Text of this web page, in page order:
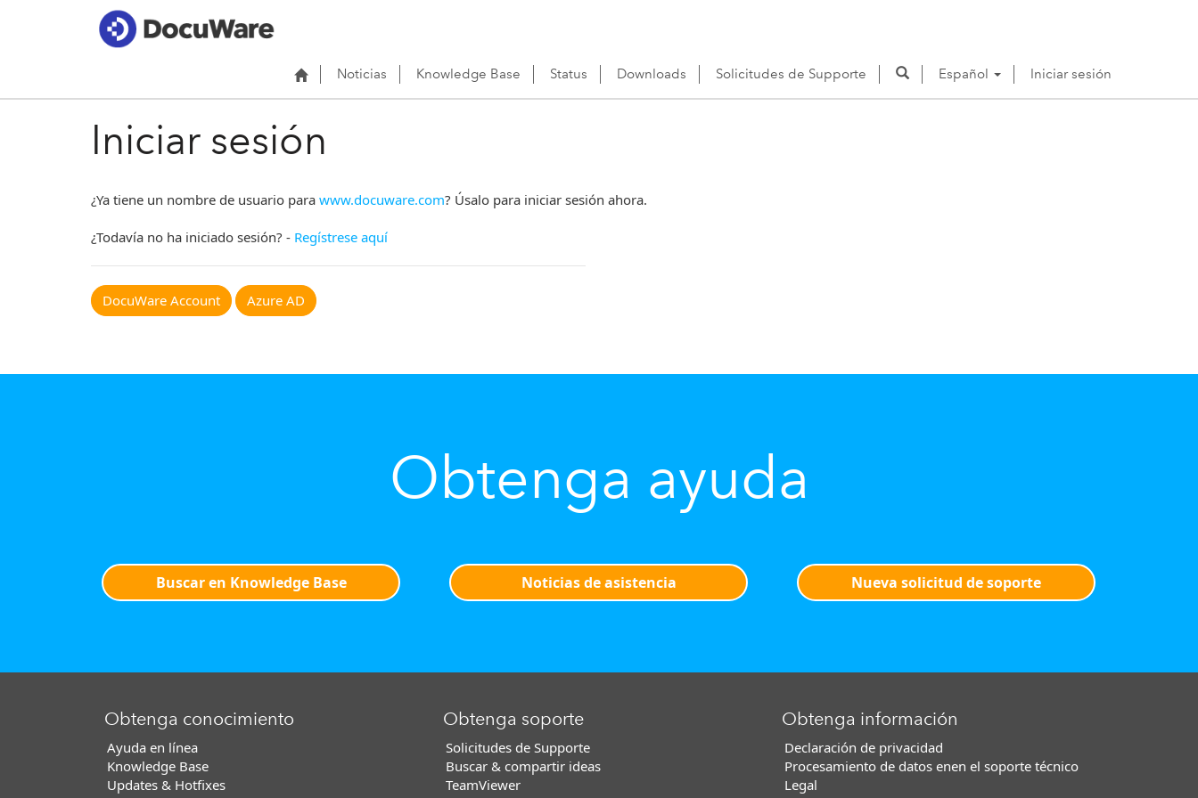
Noticias Knowledge Base Status Downloads Solicitudes de Supporte Español Iniciar sesión
Iniciar sesión
¿Ya tiene un nombre de usuario para www.docuware.com? Úsalo para iniciar sesión ahora.
¿Todavía no ha iniciado sesión? - Regístrese aquí
DocuWare Account Azure AD
Obtenga ayuda
Buscar en Knowledge Base Noticias de asistencia Nueva solicitud de soporte
Obtenga conocimiento
Ayuda en línea
Knowledge Base
Updates & Hotfixes
Obtenga soporte
Solicitudes de Supporte
Buscar & compartir ideas
TeamViewer
Obtenga información
Declaración de privacidad
Procesamiento de datos enen el soporte técnico
Legal